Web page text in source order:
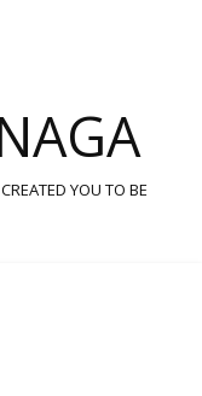
YOU TO BE